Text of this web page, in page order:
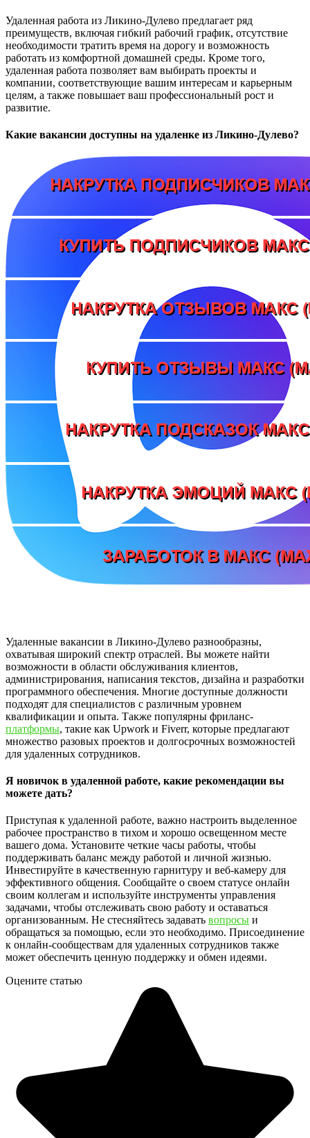
Удаленная работа из Ликино-Дулево предлагает ряд
преимуществ, включая гибкий рабочий график, отсутствие
необходимости тратить время на дорогу и возможность
работать из комфортной домашней среды. Кроме того,
удаленная работа позволяет вам выбирать проекты и
компании, соответствующие вашим интересам и карьерным
целям, а также повышает ваш профессиональный рост и
развитие.
Какие вакансии доступны на удаленке из Ликино-Дулево?
Удаленные вакансии в Ликино-Дулево разнообразны,
охватывая широкий спектр отраслей. Вы можете найти
возможности в области обслуживания клиентов,
администрирования, написания текстов, дизайна и разработки
программного обеспечения. Многие доступные должности
подходят для специалистов с различным уровнем
квалификации и опыта. Также популярны фриланс-
платформы, такие как Upwork и Fiverr, которые предлагают
множество разовых проектов и долгосрочных возможностей
для удаленных сотрудников.
Я новичок в удаленной работе, какие рекомендации вы
можете дать?
Приступая к удаленной работе, важно настроить выделенное
рабочее пространство в тихом и хорошо освещенном месте
вашего дома. Установите четкие часы работы, чтобы
поддерживать баланс между работой и личной жизнью.
Инвестируйте в качественную гарнитуру и веб-камеру для
эффективного общения. Сообщайте о своем статусе онлайн
своим коллегам и используйте инструменты управления
задачами, чтобы отслеживать свою работу и оставаться
организованным. Не стесняйтесь задавать вопросы и
обращаться за помощью, если это необходимо. Присоединение
к онлайн-сообществам для удаленных сотрудников также
может обеспечить ценную поддержку и обмен идеями.
Оцените статью